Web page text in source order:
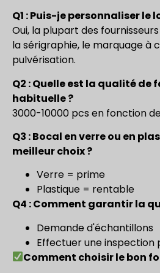
Q1 : Puis-je personnaliser le
Oui, la plupart des
la sérigraphie, le marquage à
pulvérisation.
Q2 : Quelle est la qualité de
habituelle ?
3000-10000 pcs en fonction
Q3 : Bocal en verre ou en
meilleur choix ?
Verre = prime
Plastique = rentable
Q4 : Comment garantir la
Demande d'échantillons
Effectuer une inspection
Comment choisir le bon